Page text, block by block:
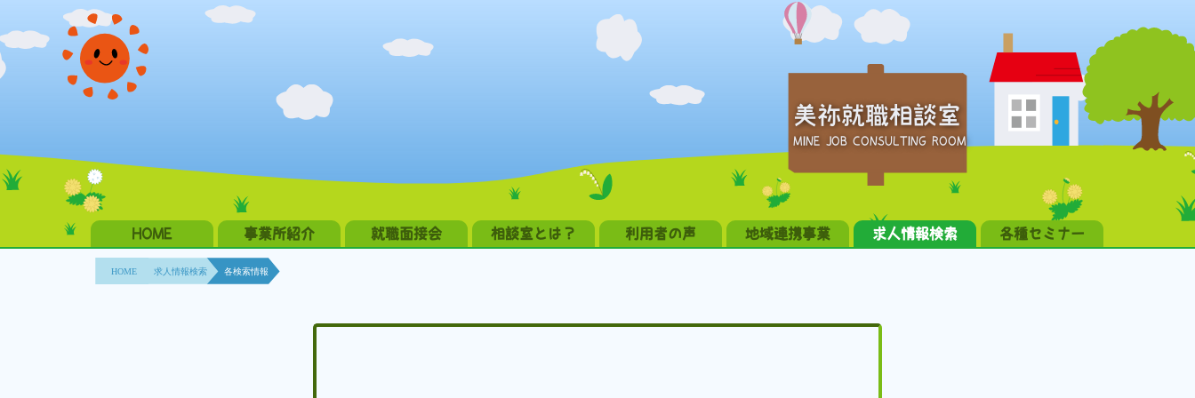
美祢就職相談室
MINE JOB CONSULTING ROOM
HOME 事業所紹介 就職面接会 相談室とは？ 利用者の声 地域連携事業 求人情報検索 各種セミナー
HOME 求人情報検索 各検索情報